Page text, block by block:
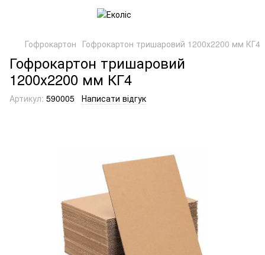
Гофрокартон Гофрокартон тришаровий 1200х2200 мм КГ4
Гофрокартон тришаровий
1200х2200 мм КГ4
Артикул: 590005 Написати відгук